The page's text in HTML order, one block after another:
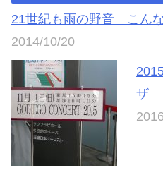
21世紀も雨の野音 こん
2014/10/20
ザ